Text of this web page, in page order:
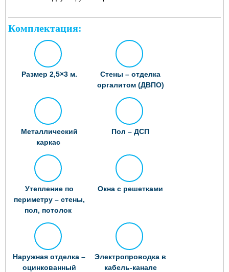
Комплектация:
Размер 2,5×3 м.
Стены – отделка
оргалитом (ДВПО)
Металлический
каркас
Пол – ДСП
Утепление по
периметру – стены,
пол, потолок
Окна с решетками
Наружная отделка –
оцинкованный
Электропроводка в
кабель-канале